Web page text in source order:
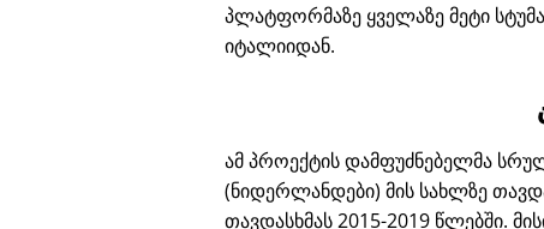
პლატფორმაზე ყველაზე მეტი
იტალიიდან.
ამ პროექტის დამფუძნებელმა
(ნიდერლანდები) მის სახლზე
თავდასხმას 2015-2019 წლებში.